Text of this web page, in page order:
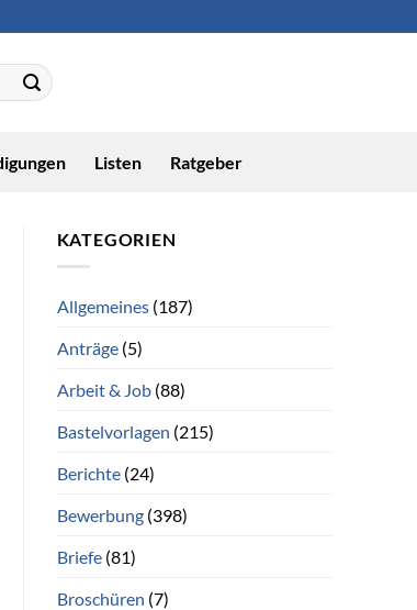
Listen Ratgeber
KATEGORIEN
Allgemeines(187)
Anträge(5)
Arbeit & Job(88)
Bastelvorlagen (215)
Berichte(24)
Bewerbung(398)
Briefe(81)
Broschüren (7)